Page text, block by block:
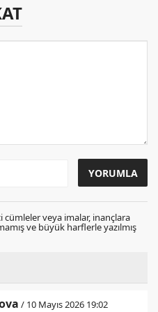
cümleler veya imalar, inançlara
ve büyük harflerle yazılmış
/ 10 Mayıs 2026 19:02